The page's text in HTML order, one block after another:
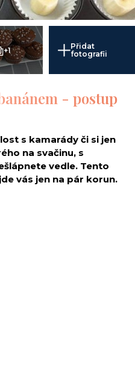
+1
Přidat
fotografii
- postup
s kamarády či si jen
na svačinu, s
vedle. Tento
vás jen na pár korun.